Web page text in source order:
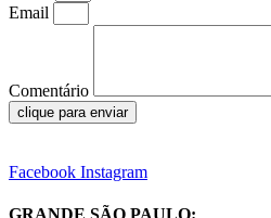
Email
Comentário
clique para enviar
Facebook Instagram
GRANDE SÃO PAULO: